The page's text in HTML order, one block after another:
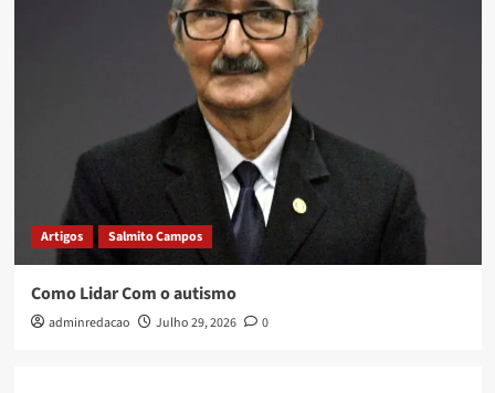
Artigos Salmito Campos
Como Lidar Com o autismo
adminredacao Julho 29, 2026 0